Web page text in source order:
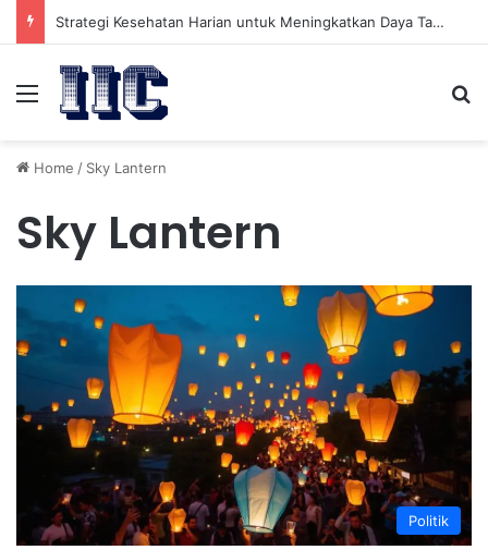
Strategi Kesehatan Harian untuk Meningkatkan Daya Tahan Tubuh dalam Beraktivitas
Menu
Home / Sky Lantern
Sky Lantern
Politik